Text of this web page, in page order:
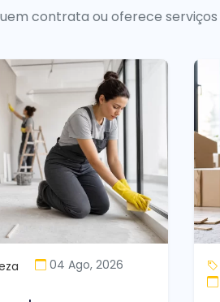
contrata ou oferece
04 Ago, 2026